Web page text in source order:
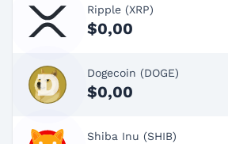
Ripple (XRP)
$0,00
Dogecoin (DOGE)
$0,00
Shiba Inu (SHIB)